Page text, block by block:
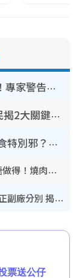
行李清潔｜車轆污糟過馬桶58倍！專家警告忌用酒精抹 教1招免污手除菌
裝修拆鐵閘隨時變賊人目標？網民揭2大關鍵用途：裝新式等於白裝？附新舊鐵閘分別
鬼門開2026｜農曆七月撞正日全食特別邪？專家警告切忌做一事！揭4大禁忌+2招保平安
鬼門開2026｜8.13鬼節禁忌 22件事唔做得！燒肉、刺身要少食？半夜勿吹口哨/打呢個電話
網傳公院改用內地/副廠藥？醫生拆解正副廠分別 揭4類人換藥隨時出事